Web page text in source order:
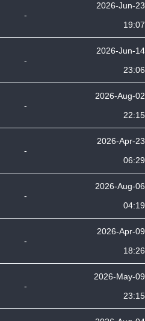
-
2026-Jun-23
19:07
-
2026-Jun-14
23:06
-
2026-Aug-02
22:15
-
2026-Apr-23
06:29
-
2026-Aug-06
04:19
-
2026-Apr-09
18:26
-
2026-May-09
23:15